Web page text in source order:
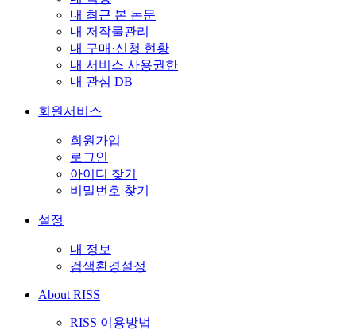
내 최근 본 논문
내 저작물관리
내 구매·신청 현황
내 서비스 사용권한
내 관심 DB
회원서비스
회원가입
로그인
아이디 찾기
비밀번호 찾기
설정
내 정보
검색환경설정
About RISS
RISS 이용방법